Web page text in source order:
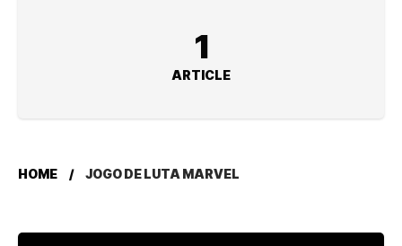
1
ARTICLE
HOME JOGO DE LUTA MARVEL